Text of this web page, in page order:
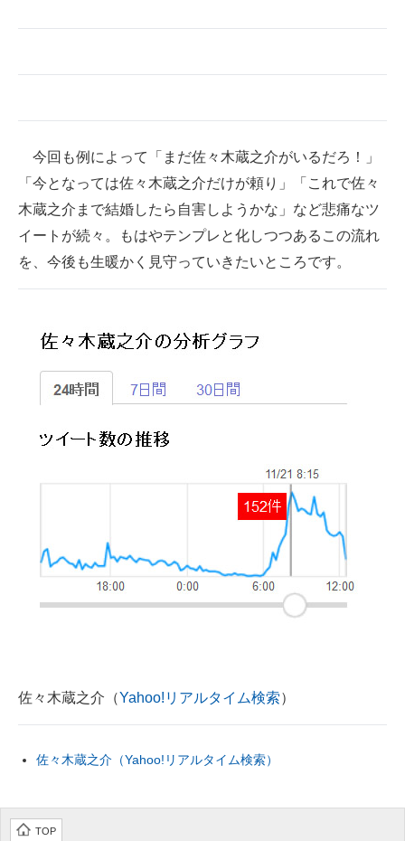
今回も例によって「まだ佐々木蔵之介がいるだろ！」
「今となっては佐々木蔵之介だけが頼り」「これで佐々
木蔵之介まで結婚したら自害しようかな」など悲痛なツ
イートが続々。もはやテンプレと化しつつあるこの流れ
を、今後も生暖かく見守っていきたいところです。
佐々木蔵之介（Yahoo!リアルタイム検索）
佐々木蔵之介（Yahoo!リアルタイム検索）
TOP